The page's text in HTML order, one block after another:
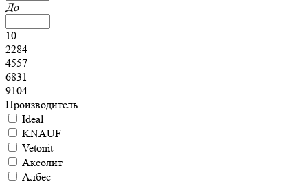
До
10
2284
4557
6831
9104
Производитель
Ideal
KNAUF
Vetonit
Аксолит
Албес